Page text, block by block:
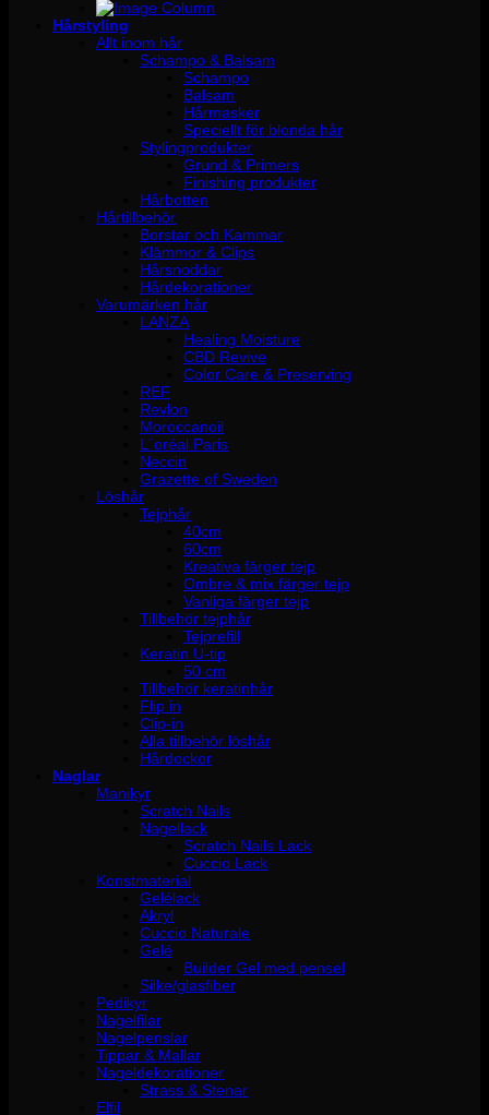
Hårstyling
Allt inom hår
Schampo & Balsam
Schampo
Balsam
Hårmasker
Speciellt för blonda hår
Stylingprodukter
Grund & Primers
Finishing produkter
Hårbotten
Hårtillbehör
Borstar och Kammar
Klämmor & Clips
Hårsnoddar
Hårdekorationer
Varumärken hår
LANZA
Healing Moisture
CBD Revive
Color Care & Preserving
REF
Revlon
Moroccanoil
L´oréal Paris
Neccin
Grazette of Sweden
Löshår
Tejphår
40cm
60cm
Kreativa färger tejp
Ombre & mix färger tejp
Vanliga färger tejp
Tillbehör tejphår
Tejprefill
Keratin U-tip
50 cm
Tillbehör keratinhår
Flip in
Clip-in
Alla tillbehör löshår
Hårdockor
Naglar
Manikyr
Scratch Nails
Nagellack
Scratch Nails Lack
Cuccio Lack
Konstmaterial
Gelélack
Akryl
Cuccio Naturale
Gelé
Builder Gel med pensel
Silke/glasfiber
Pedikyr
Nagelfilar
Nagelpenslar
Tippar & Mallar
Nageldekorationer
Strass & Stenar
Elfil